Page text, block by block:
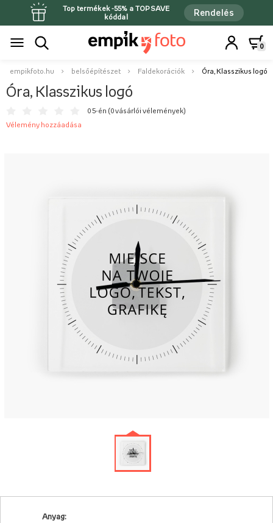
Top termékek -55% a TOPSAVE
kóddal
Rendelés
0
empikfoto.hu belsőépítészet Faldekorációk Óra, Klasszikus logó
Óra, Klasszikus logó
0 5-én (0 vásárlói vélemények)
Vélemény hozzáadása
Anyag: